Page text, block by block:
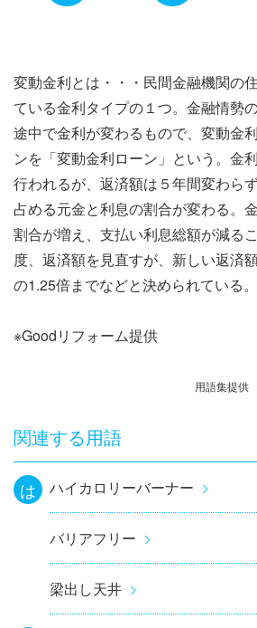
ナ
ビ
ゲ
ー
シ
ョ
ン
変動金利とは・・・民間金融機関の
ている金利タイプの１つ。金融情勢
途中で金利が変わるもので、変動金
ンを「変動金利ローン」という。金
行われるが、返済額は５年間変わら
占める元金と利息の割合が変わる。
割合が増え、支払い利息総額が減る
度、返済額を見直すが、新しい返済
の1.25倍までなどと決められている。
※Goodリフォーム提供
用語集提供
関連する用語
は ハイカロリーバーナー
バリアフリー
梁出し天井